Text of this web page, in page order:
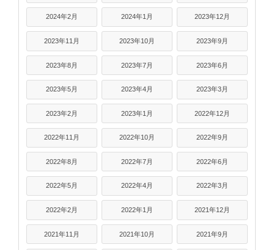
2024年2月 2024年1月 2023年12月
2023年11月 2023年10月 2023年9月
2023年8月 2023年7月 2023年6月
2023年5月 2023年4月 2023年3月
2023年2月 2023年1月 2022年12月
2022年11月 2022年10月 2022年9月
2022年8月 2022年7月 2022年6月
2022年5月 2022年4月 2022年3月
2022年2月 2022年1月 2021年12月
2021年11月 2021年10月 2021年9月